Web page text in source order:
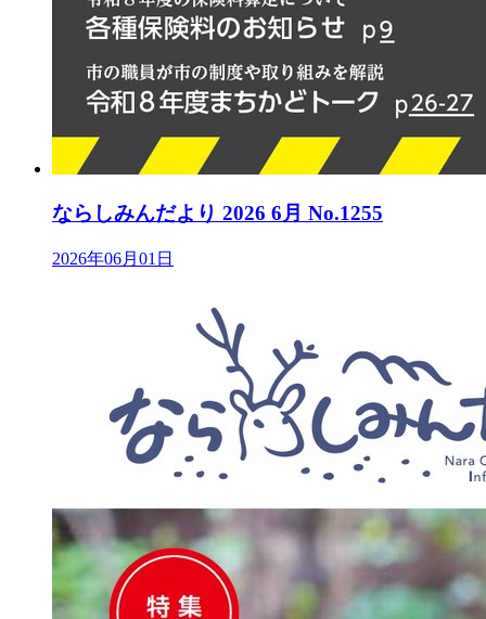
ならしみんだより 2026 6月 No.1255
2026年06月01日